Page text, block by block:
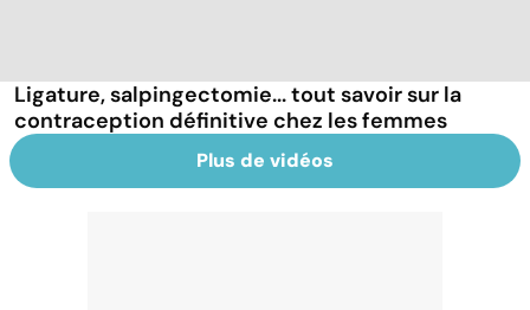
Ligature, salpingectomie... tout savoir sur la
contraception définitive chez les femmes
Plus de vidéos